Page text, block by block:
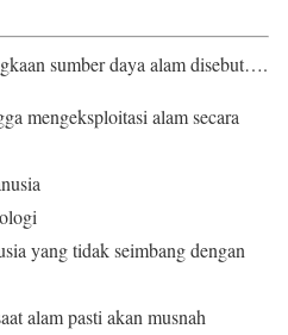
sumber daya alam disebut….
mengeksploitasi alam secara
yang tidak seimbang dengan
alam pasti akan musnah